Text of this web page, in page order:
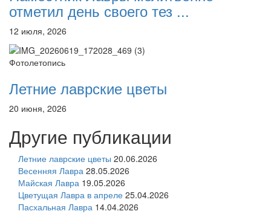
отметил день своего тез ...
12 июля, 2026
Фотолетопись
Летние лаврские цветы
20 июня, 2026
Другие публикации
Летние лаврские цветы 20.06.2026
Весенняя Лавра 28.05.2026
Майская Лавра 19.05.2026
Цветущая Лавра в апреле 25.04.2026
Пасхальная Лавра 14.04.2026